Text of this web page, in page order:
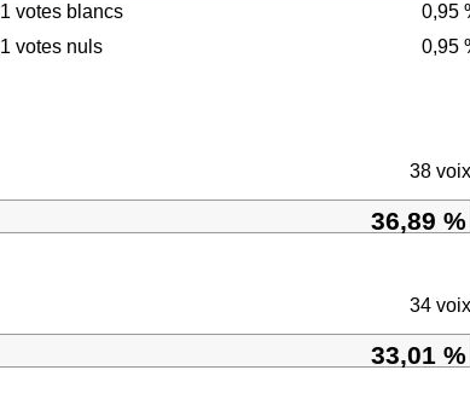
1 votes blancs
0,95
1 votes nuls
0,95
38 voix
36,89 %
34 voix
33,01 %